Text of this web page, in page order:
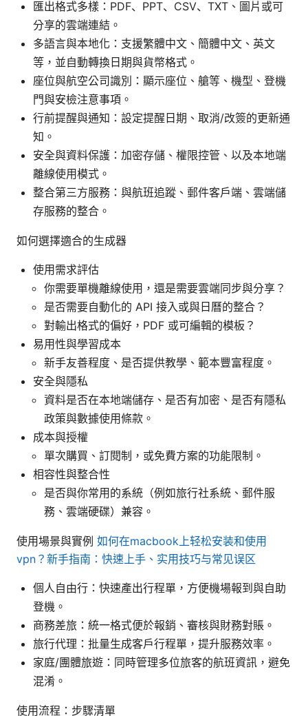
匯出格式多樣：PDF、PPT、CSV、TXT、圖片或可
分享的雲端連結。
多語言與本地化：支援繁體中文、簡體中文、英文
等，並自動轉換日期與貨幣格式。
座位與航空公司識別：顯示座位、艙等、機型、登機
門與安檢注意事項。
行前提醒與通知：設定提醒日期、取消/改簽的更新通
知。
安全與資料保護：加密存儲、權限控管、以及本地端
離線使用模式。
整合第三方服務：與航班追蹤、郵件客戶端、雲端儲
存服務的整合。
如何選擇適合的生成器
使用需求評估
你需要單機離線使用，還是需要雲端同步與分享？
是否需要自動化的 API 接入或與日曆的整合？
對輸出格式的偏好，PDF 或可編輯的模板？
易用性與學習成本
新手友善程度、是否提供教學、範本豐富程度。
安全與隱私
資料是否在本地端儲存、是否有加密、是否有隱私
政策與數據使用條款。
成本與授權
單次購買、訂閱制，或免費方案的功能限制。
相容性與整合性
是否與你常用的系統（例如旅行社系統、郵件服
務、雲端硬碟）兼容。
使用場景與實例 如何在macbook上轻松安装和使用
vpn？新手指南：快速上手、实用技巧与常见误区
個人自由行：快速產出行程單，方便機場報到與自助
登機。
商務差旅：統一格式便於報銷、審核與財務對賬。
旅行代理：批量生成客戶行程單，提升服務效率。
家庭/團體旅遊：同時管理多位旅客的航班資訊，避免
混淆。
使用流程：步驟清單